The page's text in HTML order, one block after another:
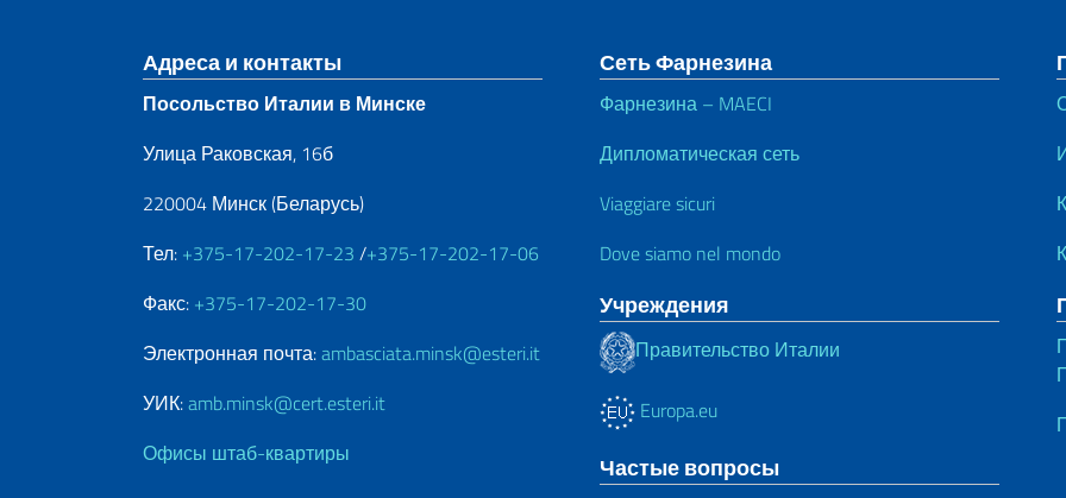
Нижний колонтитул
Адреса и контакты
Посольство Италии в Минске
Улица Раковская, 16б
220004 Минск (Беларусь)
Тел: +375-17-202-17-23 /+375-17-202-17-06
Факс: +375-17-202-17-30
Электронная почта:ambasciata.minsk@esteri.it
УИК:amb.minsk@cert.esteri.it
Офисы штаб-квартиры
Сеть Фарнезина
Фарнезина – MAECI
Дипломатическая сеть
Viaggiare sicuri
Dove siamo nel mondo
Учреждения
Правительство Италии
Europa.eu
Частые вопросы